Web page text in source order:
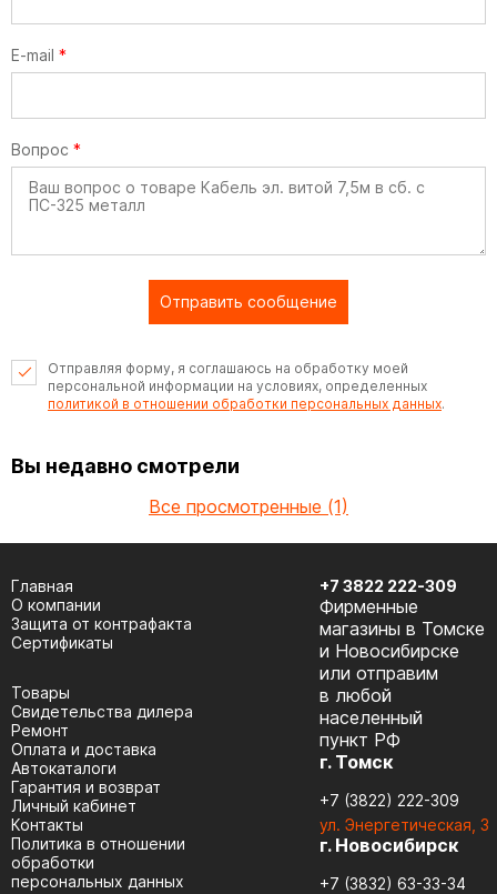
E-mail *
Вопрос *
Отправить сообщение
Отправляя форму, я соглашаюсь на обработку моей
персональной информации на условиях, определенных
политикой в отношении обработки персональных данных.
Вы недавно смотрели
Все просмотренные (1)
Главная
О компании
Защита от контрафакта
Сертификаты
Товары
Cвидетельства дилера
Ремонт
Оплата и доставка
Автокаталоги
Гарантия и возврат
Личный кабинет
Контакты
Политика в отношении
обработки
персональных данных
+7 3822 222-309
Фирменные
магазины в Томске
и Новосибирске
или отправим
в любой
населенный
пункт РФ
г. Томск
+7 (3822) 222-309
ул. Энергетическая, 3
г. Новосибирск
+7 (3832) 63-33-34